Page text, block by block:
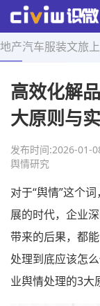
地产汽车服装文旅
首页 > 舆情研究 >
高效化解
大原则与
发布时间:2026-01-
舆情研究
对于“舆情”这个
展的时代，企业
带来的后果，都
处理到底应该怎
业舆情处理的3大